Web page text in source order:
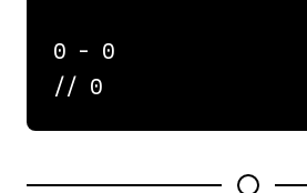
0 - 0